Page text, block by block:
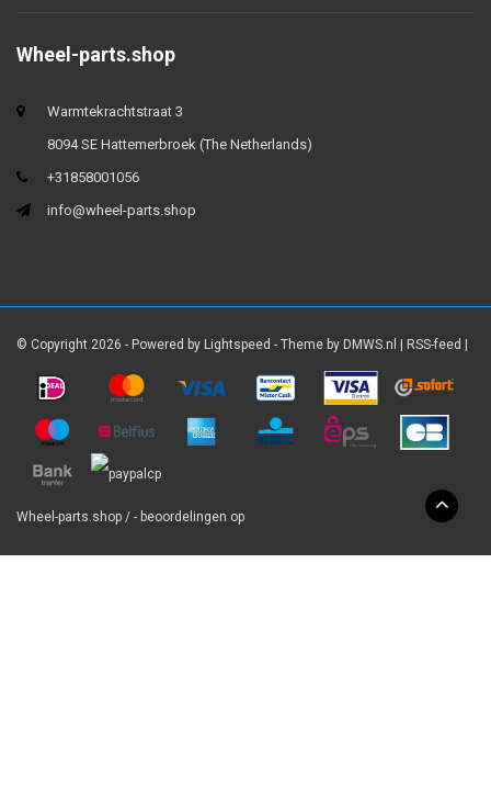
Wheel-parts.shop
Warmtekrachtstraat 3
8094 SE Hattemerbroek (The Netherlands)
+31858001056
info@wheel-parts.shop
© Copyright 2026 - Powered by Lightspeed - Theme by DMWS.nl RSS-feed
Wheel-parts.shop / - beoordelingen op